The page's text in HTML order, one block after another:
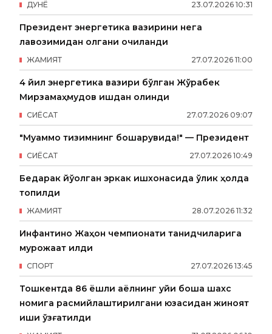
23.07.2026 10:31
ДУНË
Президент энергетика вазирини нега
лавозимидан олгани очиқланди
27.07.2026 11:00
ЖАМИЯТ
4 йил энергетика вазири бўлган Жўрабек
Мирзамаҳмудов ишдан олинди
27.07.2026 09:07
СИËСАТ
"Муаммо тизимнинг бошқарувида!" — Президент
27.07.2026 10:49
СИËСАТ
Бедарак йўқолган эркак ишхонасида ўлик ҳолда
топилди
28.07.2026 11:32
ЖАМИЯТ
Инфантино Жаҳон чемпионати танқидчиларига
мурожаат қилди
27.07.2026 13:45
СПОРТ
Тошкентда 86 ёшли аёлнинг уйи бошқа шахс
номига расмийлаштирилгани юзасидан жиноят
иши қўзғатилди